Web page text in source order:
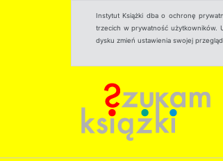
Instytut Książki dba o ochronę
trzecich w prywatność użytkowników.
dysku zmień ustawienia swojej